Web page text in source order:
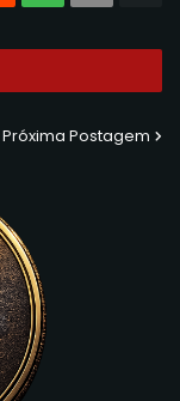
Próxima Postagem